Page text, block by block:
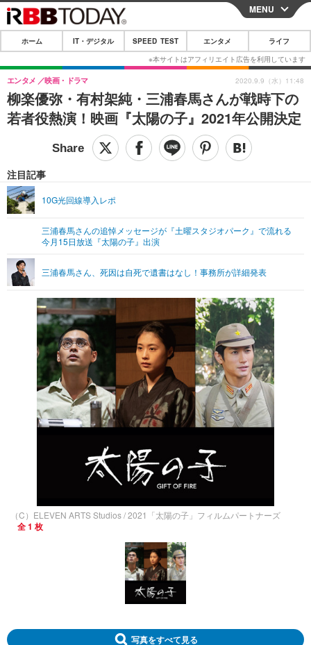
CLOSE
ホーム
IT・デジタル
IT・デジタルTOP スマートフォン
ショッピング その他
SPEED TEST
エンタメTOP 映画・ドラマ
グラビア
ショッピング その他
ライフTOP
その他
リリース一覧
MENU
ホーム IT・デジタル SPEED TEST エンタメ ライフ
柳楽優弥・有村架純・三浦春馬さんが戦時下の
若者役熱演！映画『太陽の子』2021年公開決定
エンタメ 映画・ドラマ
注目記事
10G光回線導入レポ
三浦春馬さんの追悼メッセージが『土曜スタジオパーク』で流れる
今月15日放送『太陽の子』出演
三浦春馬さん、死因は自死で遺書はなし！事務所が詳細発表
2020.9.9（水）11:48
（C）ELEVEN ARTS Studios / 2021「太陽の子」フィルムパートナーズ
全 1 枚
写真をすべて見る